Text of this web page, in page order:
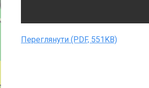
Переглянути (PDF, 551KB)